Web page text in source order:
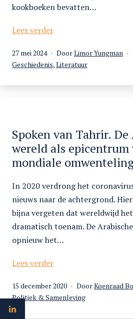
kookboeken bevatten…
Lees verderKookboektradities
het
Arabisch
Gepubliceerd
op
27 mei 2024 DoorLimor Yungman
Gecategoriseerd
Geschiedenis,Literatuur
Spoken van Tahrir. De
wereld als epicentrum
mondiale
In 2020 verdrong het
nieuws naar de achtergrond.
bijna vergeten dat wereldwijd
dramatisch toenam. De
opnieuw het…
Lees verderSpoken
Tahrir.
De
Gepubliceerd
op
15 december 2020 DoorKoenraad
Gecategoriseerd
als
Politiek & Samenleving